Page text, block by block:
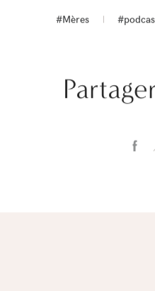
#Mères